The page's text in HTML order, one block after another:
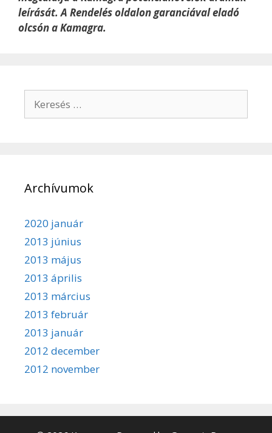
leírását. A Rendelés oldalon garanciával eladó
olcsón a Kamagra.
Archívumok
2020 január
2013 június
2013 május
2013 április
2013 március
2013 február
2013 január
2012 december
2012 november